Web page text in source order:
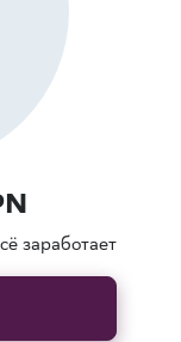
заработает